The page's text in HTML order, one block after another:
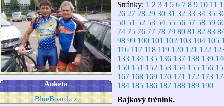
Anketa
BlueBoard.cz
Stránky: 1 2 3 4 5 6 7 8 9 10 11
26 27 28 29 30 31 32 33 34 35
50 51 52 53 54 55 56 57 58 59
74 75 76 77 78 79 80 81 82 83
98 99 100 101 102 103 104 105
116 117 118 119 120 121 122
133 134 135 136 137 138 139
150 151 152 153 154 155 156
167 168 169 170 171 172 173
184 185 186 187 188 189 190
Bajkový trénink.